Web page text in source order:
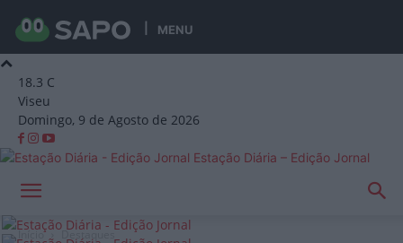
MENU
18.3 C
Viseu
Domingo, 9 de Agosto de 2026
Estação Diária – Edição Jornal
Início Destaques